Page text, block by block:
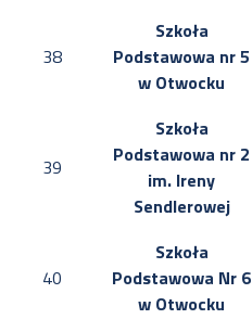
38
Szkoła
Podstawowa nr 5
w Otwocku
39
Szkoła
Podstawowa nr 2
im. Ireny
Sendlerowej
40
Szkoła
Podstawowa Nr 6
w Otwocku